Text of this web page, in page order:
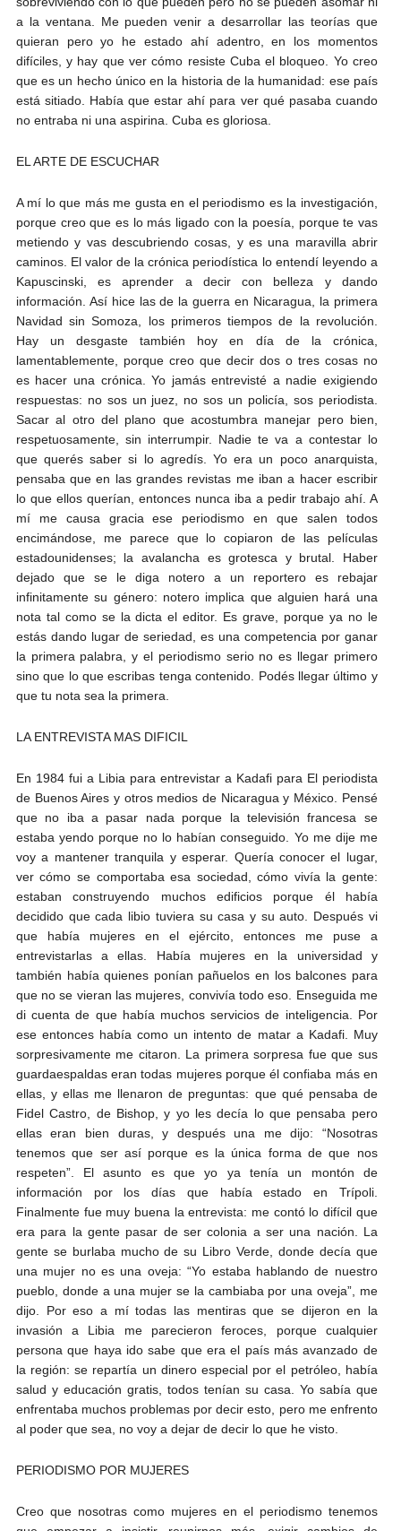
a la ventana. Me pueden venir a desarrollar las teorías que
quieran pero yo he estado ahí adentro, en los momentos
difíciles, y hay que ver cómo resiste Cuba el bloqueo. Yo creo
que es un hecho único en la historia de la humanidad: ese país
está sitiado. Había que estar ahí para ver qué pasaba cuando
no entraba ni una aspirina. Cuba es gloriosa.
EL ARTE DE ESCUCHAR
A mí lo que más me gusta en el periodismo es la investigación,
porque creo que es lo más ligado con la poesía, porque te vas
metiendo y vas descubriendo cosas, y es una maravilla abrir
caminos. El valor de la crónica periodística lo entendí leyendo a
Kapuscinski, es aprender a decir con belleza y dando
información. Así hice las de la guerra en Nicaragua, la primera
Navidad sin Somoza, los primeros tiempos de la revolución.
Hay un desgaste también hoy en día de la crónica,
lamentablemente, porque creo que decir dos o tres cosas no
es hacer una crónica. Yo jamás entrevisté a nadie exigiendo
respuestas: no sos un juez, no sos un policía, sos periodista.
Sacar al otro del plano que acostumbra manejar pero bien,
respetuosamente, sin interrumpir. Nadie te va a contestar lo
que querés saber si lo agredís. Yo era un poco anarquista,
pensaba que en las grandes revistas me iban a hacer escribir
lo que ellos querían, entonces nunca iba a pedir trabajo ahí. A
mí me causa gracia ese periodismo en que salen todos
encimándose, me parece que lo copiaron de las películas
estadounidenses; la avalancha es grotesca y brutal. Haber
dejado que se le diga notero a un reportero es rebajar
infinitamente su género: notero implica que alguien hará una
nota tal como se la dicta el editor. Es grave, porque ya no le
estás dando lugar de seriedad, es una competencia por ganar
la primera palabra, y el periodismo serio no es llegar primero
sino que lo que escribas tenga contenido. Podés llegar último y
que tu nota sea la primera.
LA ENTREVISTA MAS DIFICIL
En 1984 fui a Libia para entrevistar a Kadafi para El periodista
de Buenos Aires y otros medios de Nicaragua y México. Pensé
que no iba a pasar nada porque la televisión francesa se
estaba yendo porque no lo habían conseguido. Yo me dije me
voy a mantener tranquila y esperar. Quería conocer el lugar,
ver cómo se comportaba esa sociedad, cómo vivía la gente:
estaban construyendo muchos edificios porque él había
decidido que cada libio tuviera su casa y su auto. Después vi
que había mujeres en el ejército, entonces me puse a
entrevistarlas a ellas. Había mujeres en la universidad y
también había quienes ponían pañuelos en los balcones para
que no se vieran las mujeres, convivía todo eso. Enseguida me
di cuenta de que había muchos servicios de inteligencia. Por
ese entonces había como un intento de matar a Kadafi. Muy
sorpresivamente me citaron. La primera sorpresa fue que sus
guardaespaldas eran todas mujeres porque él confiaba más en
ellas, y ellas me llenaron de preguntas: que qué pensaba de
Fidel Castro, de Bishop, y yo les decía lo que pensaba pero
ellas eran bien duras, y después una me dijo: “Nosotras
tenemos que ser así porque es la única forma de que nos
respeten”. El asunto es que yo ya tenía un montón de
información por los días que había estado en Trípoli.
Finalmente fue muy buena la entrevista: me contó lo difícil que
era para la gente pasar de ser colonia a ser una nación. La
gente se burlaba mucho de su Libro Verde, donde decía que
una mujer no es una oveja: “Yo estaba hablando de nuestro
pueblo, donde a una mujer se la cambiaba por una oveja”, me
dijo. Por eso a mí todas las mentiras que se dijeron en la
invasión a Libia me parecieron feroces, porque cualquier
persona que haya ido sabe que era el país más avanzado de
la región: se repartía un dinero especial por el petróleo, había
salud y educación gratis, todos tenían su casa. Yo sabía que
enfrentaba muchos problemas por decir esto, pero me enfrento
al poder que sea, no voy a dejar de decir lo que he visto.
PERIODISMO POR MUJERES
Creo que nosotras como mujeres en el periodismo tenemos